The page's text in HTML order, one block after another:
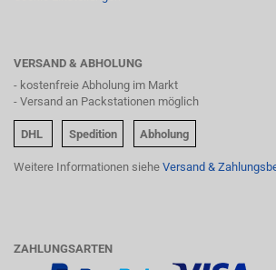
VERSAND & ABHOLUNG
- kostenfreie Abholung im Markt
- Versand an Packstationen möglich
DHL Spedition Abholung
Weitere Informationen siehe Versand &
ZAHLUNGSARTEN